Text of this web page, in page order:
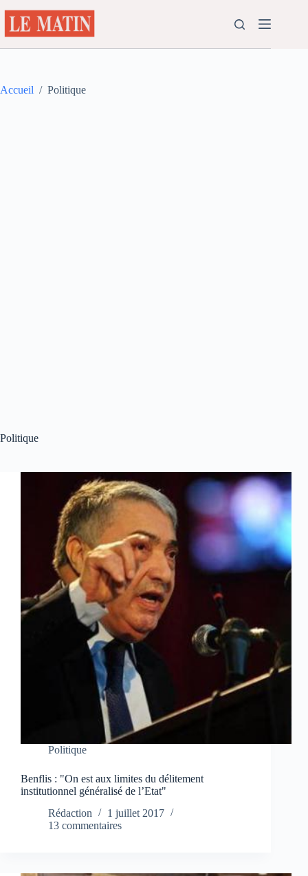
au
contenu
Accueil / Politique
Politique
Politique
Benflis : "On est aux limites du délitement
institutionnel généralisé de l’Etat"
Rédaction
1 juillet 2017
13 commentaires